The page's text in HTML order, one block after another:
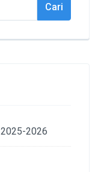
Cari
2025-2026